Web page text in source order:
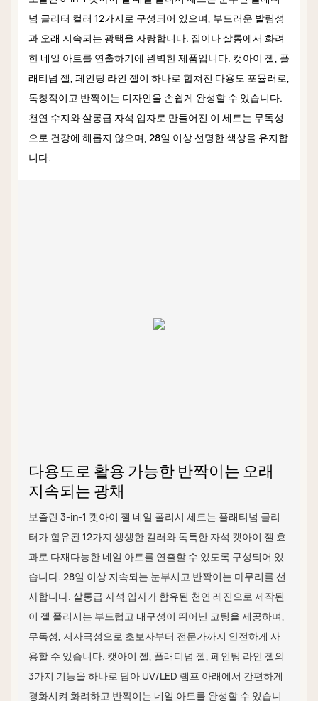
넘 글리터 컬러 12가지로 구성되어 있으며, 부드러운 발림성
과 오래 지속되는 광택을 자랑합니다. 집이나 살롱에서 화려
한 네일 아트를 연출하기에 완벽한 제품입니다. 캣아이 젤, 플
래티넘 젤, 페인팅 라인 젤이 하나로 합쳐진 다용도 포뮬러로,
독창적이고 반짝이는 디자인을 손쉽게 완성할 수 있습니다.
천연 수지와 살롱급 자석 입자로 만들어진 이 세트는 무독성
으로 건강에 해롭지 않으며, 28일 이상 선명한 색상을 유지합
니다.
다용도로 활용 가능한 반짝이는 오래
지속되는 광채
보즐린 3-in-1 캣아이 젤 네일 폴리시 세트는 플래티넘 글리
터가 함유된 12가지 생생한 컬러와 독특한 자석 캣아이 젤 효
과로 다재다능한 네일 아트를 연출할 수 있도록 구성되어 있
습니다. 28일 이상 지속되는 눈부시고 반짝이는 마무리를 선
사합니다. 살롱급 자석 입자가 함유된 천연 레진으로 제작된
이 젤 폴리시는 부드럽고 내구성이 뛰어난 코팅을 제공하며,
무독성, 저자극성으로 초보자부터 전문가까지 안전하게 사
용할 수 있습니다. 캣아이 젤, 플래티넘 젤, 페인팅 라인 젤의
3가지 기능을 하나로 담아 UV/LED 램프 아래에서 간편하게
경화시켜 화려하고 반짝이는 네일 아트를 완성할 수 있습니